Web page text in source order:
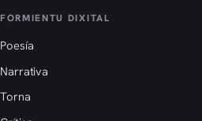
FORMIENTU DIXITAL
Poesía
Narrativa
Torna